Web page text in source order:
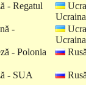
- Regatul
Ucraina
-
Ucraina
- Polonia
- SUA